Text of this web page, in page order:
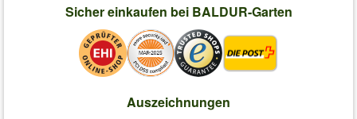
Sicher einkaufen bei BALDUR-Garten
Auszeichnungen